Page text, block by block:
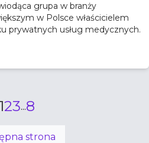
grupa w branży
w Polsce właścicielem
prywatnych usług medycznych.
123...8
strona